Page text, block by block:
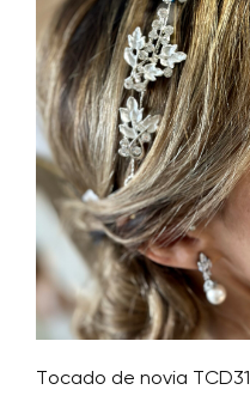
Tocado de novia TCD31